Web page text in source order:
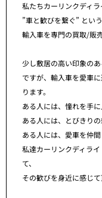
私たちカーリンクディラ
”車と歓びを繋ぐ” とい
輸入車を専門の買取/販
少し敷居の高い印象のあ
ですが、輸入車を愛車
ります。
ある人には、憧れを手に
ある人には、とびきり
ある人には、愛車を仲間
私達カーリンクディラ
て、
その歓びを身近に感じ